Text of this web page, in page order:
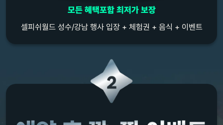
모든 혜택포함 최저가 보장
셀피쉬월드 성수/강남 행사 입장 + 체험권 + 음식 + 이벤트